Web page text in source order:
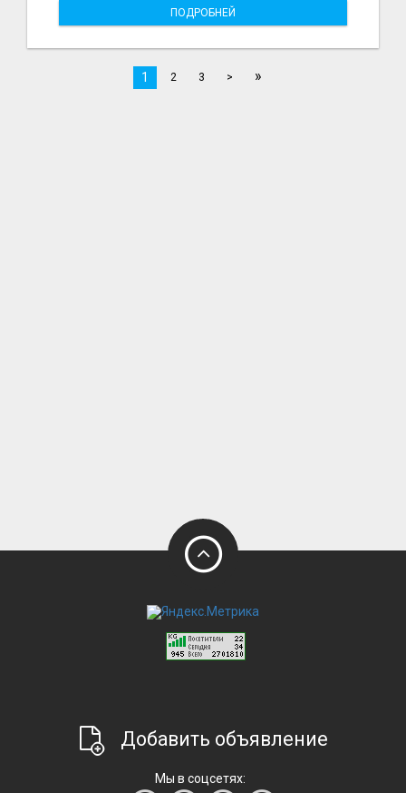
ПОДРОБНЕЙ
1 2 3 > »
Добавить объявление
Мы в соцсетях: